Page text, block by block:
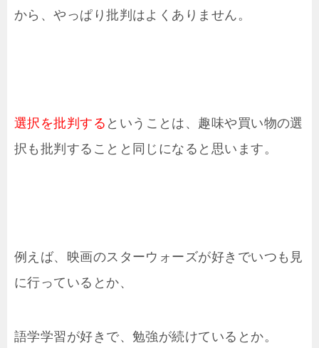
から、やっぱり批判はよくありません。
選択を批判する ということは、趣味や買い物の選
択も批判することと同じになると思います。
例えば、映画のスターウォーズが好きでいつも見
に行っているとか、
語学学習が好きで、勉強が続けているとか。